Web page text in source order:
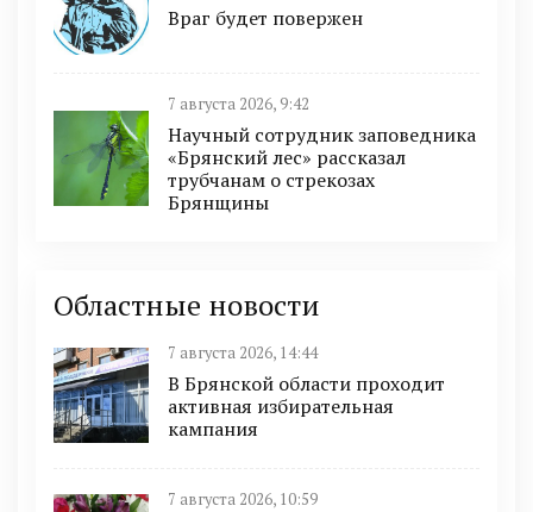
Враг будет повержен
7 августа 2026, 9:42
Научный сотрудник заповедника
«Брянский лес» рассказал
трубчанам о стрекозах
Брянщины
Областные новости
7 августа 2026, 14:44
В Брянской области проходит
активная избирательная
кампания
7 августа 2026, 10:59